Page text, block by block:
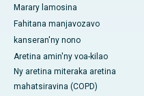
Marary lamosina
Fahitana manjavozavo
kanseran'ny nono
Aretina amin'ny voa-kilao
Ny aretina miteraka aretina
mahatsiravina (COPD)